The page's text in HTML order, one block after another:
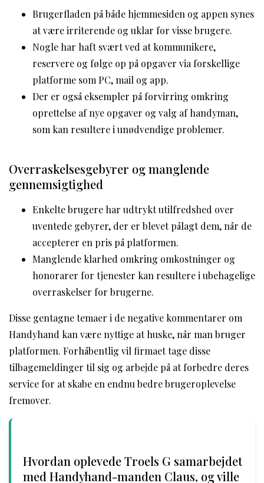
Brugerfladen på både hjemmesiden og appen synes
at være irriterende og uklar for visse brugere.
Nogle har haft svært ved at kommunikere,
reservere og følge op på opgaver via forskellige
platforme som PC, mail og app.
Der er også eksempler på forvirring omkring
oprettelse af nye opgaver og valg af handyman,
som kan resultere i unødvendige problemer.
Overraskelsesgebyrer og manglende
gennemsigtighed
Enkelte brugere har udtrykt utilfredshed over
uventede gebyrer, der er blevet pålagt dem, når de
accepterer en pris på platformen.
Manglende klarhed omkring omkostninger og
honorarer for tjenester kan resultere i ubehagelige
overraskelser for brugerne.
Disse gentagne temaer i de negative kommentarer om
Handyhand kan være nyttige at huske, når man bruger
platformen. Forhåbentlig vil firmaet tage disse
tilbagemeldinger til sig og arbejde på at forbedre deres
service for at skabe en endnu bedre brugeroplevelse
fremover.
Hvordan oplevede Troels G samarbejdet
med Handyhand-manden Claus, og ville